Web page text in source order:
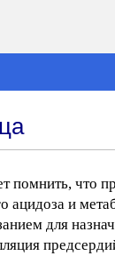
помнить, что
ацидоза и
для